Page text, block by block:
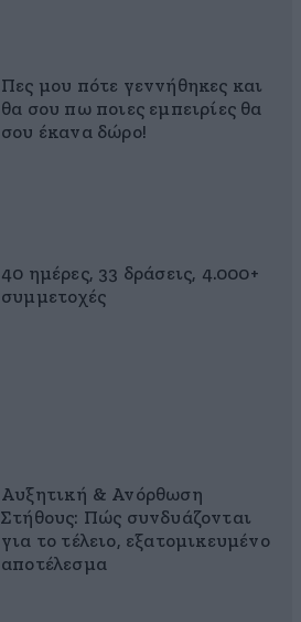
Πες μου πότε γεννήθηκες και
θα σου πω ποιες εμπειρίες θα
σου έκανα δώρο!
40 ημέρες, 33 δράσεις, 4.000+
συμμετοχές
Αυξητική & Ανόρθωση
Στήθους: Πώς συνδυάζονται
για το τέλειο, εξατομικευμένο
αποτέλεσμα